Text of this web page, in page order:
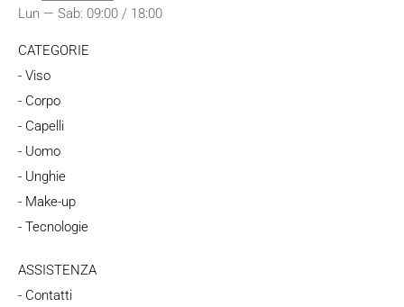
Lun — Sab: 09:00 / 18:00
CATEGORIE
- Viso
- Corpo
- Capelli
- Uomo
- Unghie
- Make-up
- Tecnologie
ASSISTENZA
- Contatti